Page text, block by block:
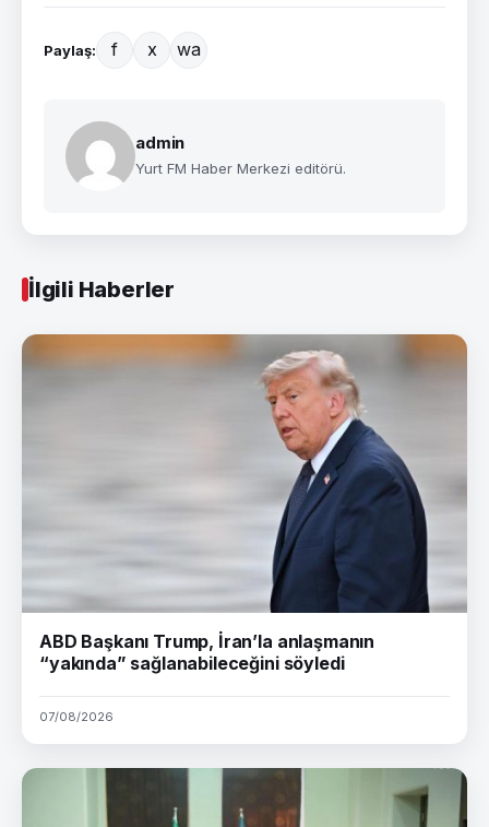
Paylaş: f x wa
admin
Yurt FM Haber Merkezi editörü.
İlgili Haberler
ABD Başkanı Trump, İran’la anlaşmanın
“yakında” sağlanabileceğini söyledi
07/08/2026